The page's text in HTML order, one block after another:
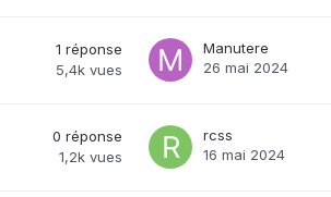
1 réponse
5,4k vues
Manutere
26 mai 2024
0 réponse
1,2k vues
rcss
16 mai 2024